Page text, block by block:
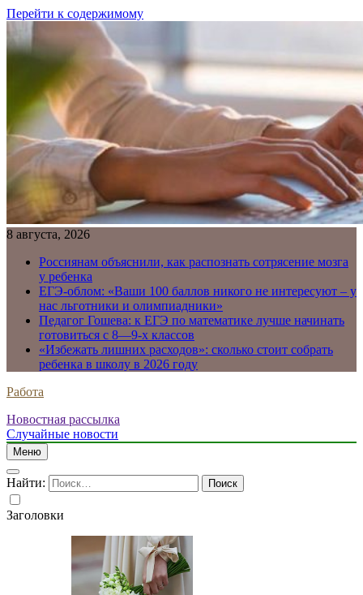
Перейти к содержимому
8 августа, 2026
Россиянам объяснили, как распознать сотрясение мозга
у ребенка
ЕГЭ-облом: «Ваши 100 баллов никого не интересуют – у
нас льготники и олимпиадники»
Педагог Гошева: к ЕГЭ по математике лучше начинать
готовиться с 8—9-х классов
«Избежать лишних расходов»: сколько стоит собрать
ребенка в школу в 2026 году
Работа
Новостная рассылка
Случайные новости
Меню
Найти:
Заголовки